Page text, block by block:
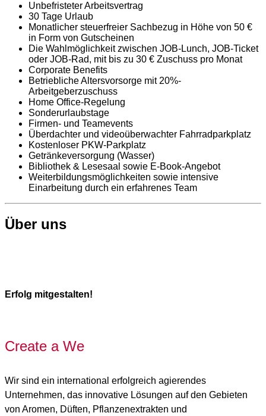
Unbefristeter Arbeitsvertrag
30 Tage Urlaub
Monatlicher steuerfreier Sachbezug in Höhe von 50 €
in Form von Gutscheinen
Die Wahlmöglichkeit zwischen JOB-Lunch, JOB-Ticket
oder JOB-Rad, mit bis zu 30 € Zuschuss pro Monat
Corporate Benefits
Betriebliche Altersvorsorge mit 20%-
Arbeitgeberzuschuss
Home Office-Regelung
Sonderurlaubstage
Firmen- und Teamevents
Überdachter und videoüberwachter Fahrradparkplatz
Kostenloser PKW-Parkplatz
Getränkeversorgung (Wasser)
Bibliothek & Lesesaal sowie E-Book-Angebot
Weiterbildungsmöglichkeiten sowie intensive
Einarbeitung durch ein erfahrenes Team
Über uns
Erfolg mitgestalten!
Create a We
Wir sind ein international erfolgreich agierendes
Unternehmen, das innovative Lösungen auf den Gebieten
von Aromen, Düften, Pflanzenextrakten und